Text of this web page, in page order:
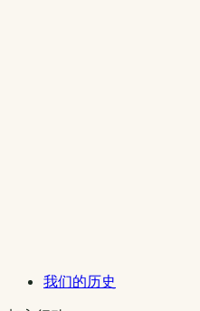
我们的历史